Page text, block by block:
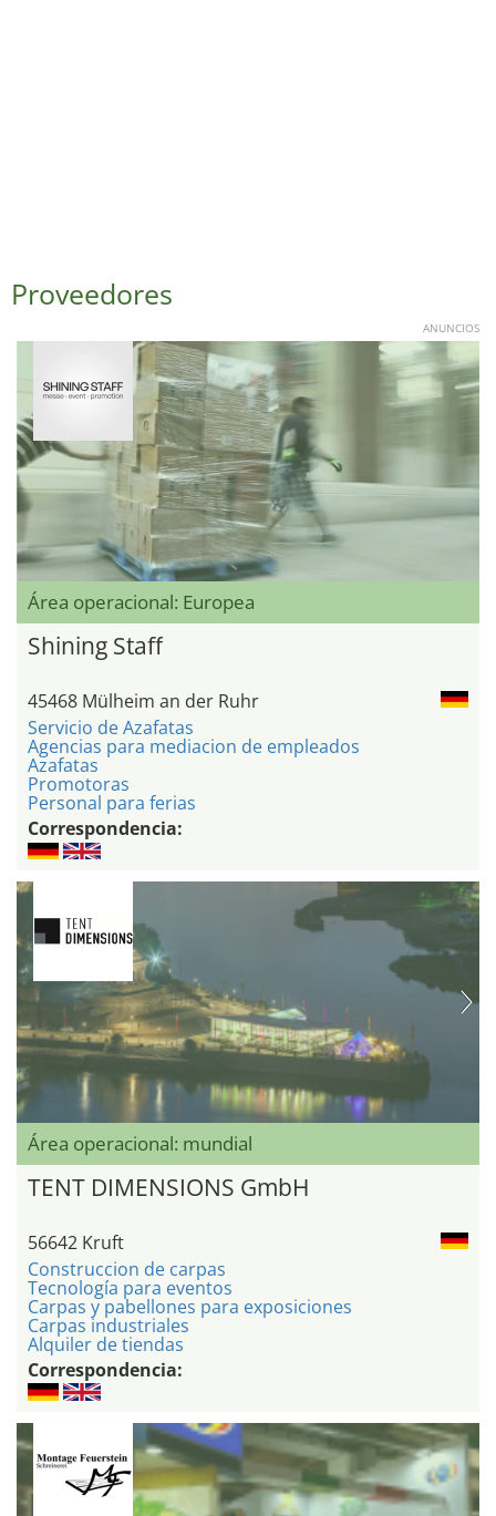
Proveedores
ANUNCIOS
Área operacional: Europea
Shining Staff
45468 Mülheim an der Ruhr
Servicio de Azafatas
Agencias para mediacion de empleados
Azafatas
Promotoras
Personal para ferias
Correspondencia:
Área operacional: mundial
TENT DIMENSIONS GmbH
56642 Kruft
Construccion de carpas
Tecnología para eventos
Carpas y pabellones para exposiciones
Carpas industriales
Alquiler de tiendas
Correspondencia: